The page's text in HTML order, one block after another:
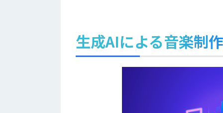
生成AIによる音楽制